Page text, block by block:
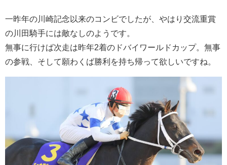
一昨年の川崎記念以来のコンビでしたが、やはり交流重賞
の川田騎手には敵なしのようです。
無事に行けば次走は昨年2着のドバイワールドカップ。無事
の参戦、そして願わくば勝利を持ち帰って欲しいですね。